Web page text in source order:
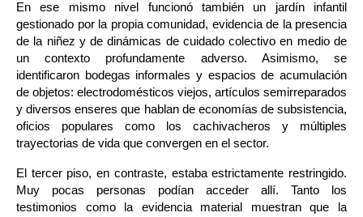
En ese mismo nivel funcionó también un jardín infantil
gestionado por la propia comunidad, evidencia de la presencia
de la niñez y de dinámicas de cuidado colectivo en medio de
un contexto profundamente adverso. Asimismo, se
identificaron bodegas informales y espacios de acumulación
de objetos: electrodomésticos viejos, artículos semirreparados
y diversos enseres que hablan de economías de subsistencia,
oficios populares como los cachivacheros y múltiples
trayectorias de vida que convergen en el sector.
El tercer piso, en contraste, estaba estrictamente restringido.
Muy pocas personas podían acceder allí. Tanto los
testimonios como la evidencia material muestran que la